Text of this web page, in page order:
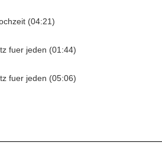
(04:21)
fuer jeden (01:44)
fuer jeden (05:06)